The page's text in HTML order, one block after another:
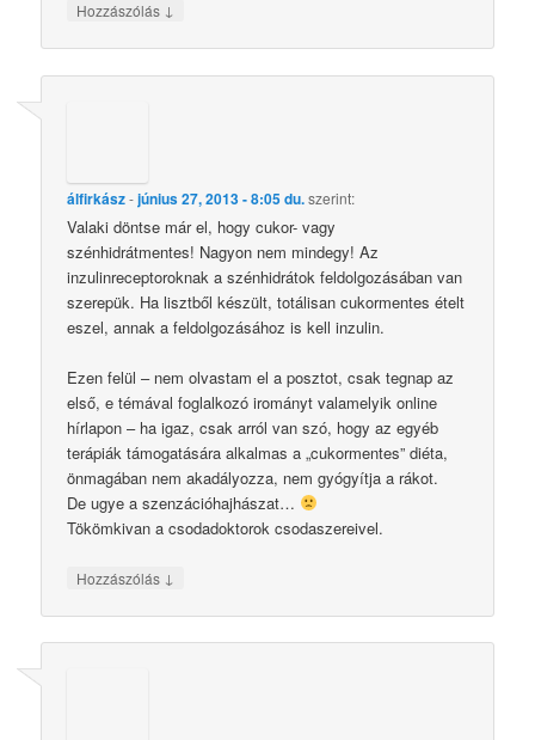
Hozzászólás ↓
álfirkász-június 27, 2013 - 8:05 du.szerint:
Valaki döntse már el, hogy cukor- vagy
szénhidrátmentes! Nagyon nem mindegy! Az
inzulinreceptoroknak a szénhidrátok feldolgozásában van
szerepük. Ha lisztből készült, totálisan cukormentes ételt
eszel, annak a feldolgozásához is kell inzulin.
Ezen felül – nem olvastam el a posztot, csak tegnap az
első, e témával foglalkozó irományt valamelyik online
hírlapon – ha igaz, csak arról van szó, hogy az egyéb
terápiák támogatására alkalmas a „cukormentes” diéta,
önmagában nem akadályozza, nem gyógyítja a rákot.
De ugye a szenzációhajhászat…
Tökömkivan a csodadoktorok csodaszereivel.
Hozzászólás ↓